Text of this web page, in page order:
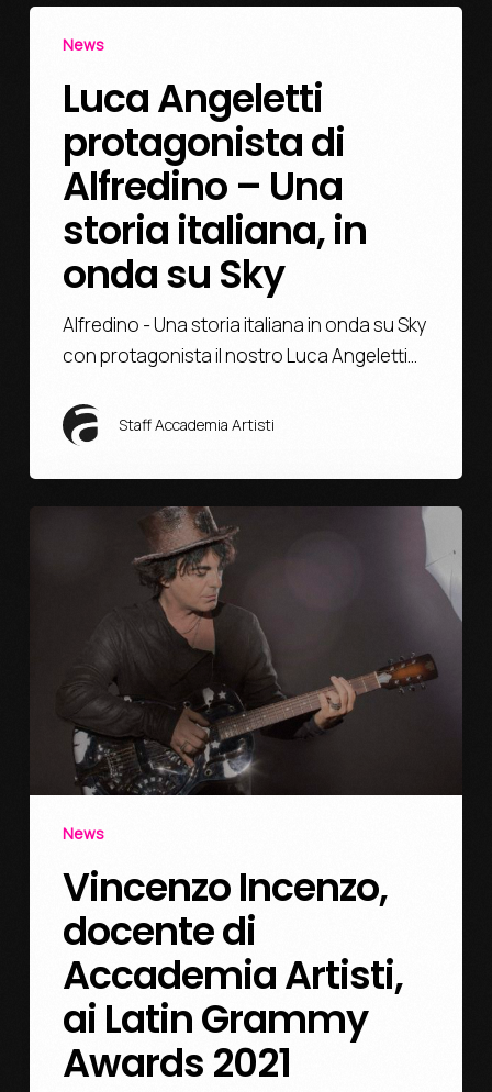
News
Luca Angeletti
protagonista di
Alfredino – Una
storia italiana, in
onda su Sky
Alfredino - Una storia italiana in onda su Sky
con protagonista il nostro Luca Angeletti…
Staff Accademia Artisti
News
Vincenzo Incenzo,
docente di
Accademia Artisti,
ai Latin Grammy
Awards 2021